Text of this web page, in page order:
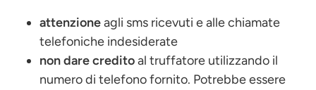
attenzioneagli sms ricevuti e alle chiamate
telefoniche indesiderate
non dare creditoal truffatore utilizzando il
numero di telefono fornito. Potrebbe essere